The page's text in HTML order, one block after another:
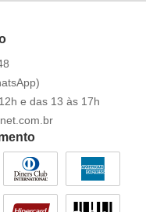
e das 13 às 17h